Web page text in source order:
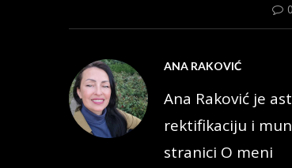
ANA RAKOVIĆ
Ana Raković je
rektifikaciju i
stranici O meni